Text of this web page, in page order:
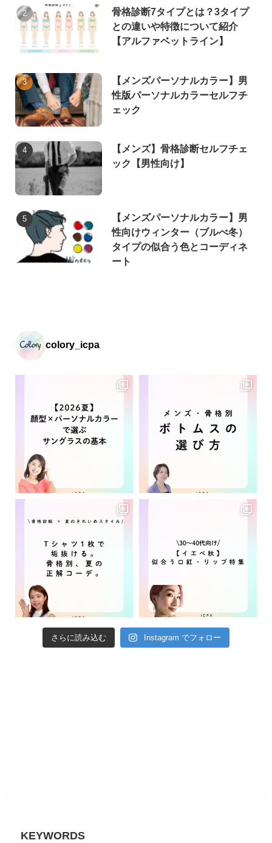
骨格診断7タイプとは？3タイプ
との違いや特徴について紹介
【アルファベットライン】
【メンズパーソナルカラー】男
性版パーソナルカラーセルフチ
ェック
【メンズ】骨格診断セルフチェ
ック【男性向け】
【メンズパーソナルカラー】男
性向けウィンター（ブルべ冬）
タイプの似合う色とコーディネ
ート
colory_icpa
さらに読み込む Instagram でフォロー
KEYWORDS